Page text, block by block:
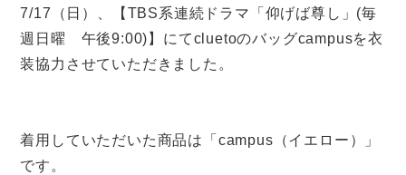
7/17（日）、【TBS系連続ドラマ「仰げば尊し」(毎
週日曜 午後9:00)】にてcluetoのバッグcampusを衣
装協力させていただきました。
着用していただいた商品は「campus（イエロー）」
です。